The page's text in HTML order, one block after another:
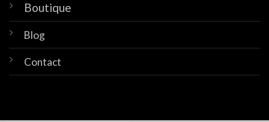
Boutique
Blog
Contact